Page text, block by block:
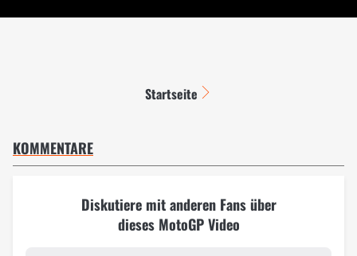
Startseite
KOMMENTARE
Diskutiere mit anderen Fans über
dieses MotoGP Video